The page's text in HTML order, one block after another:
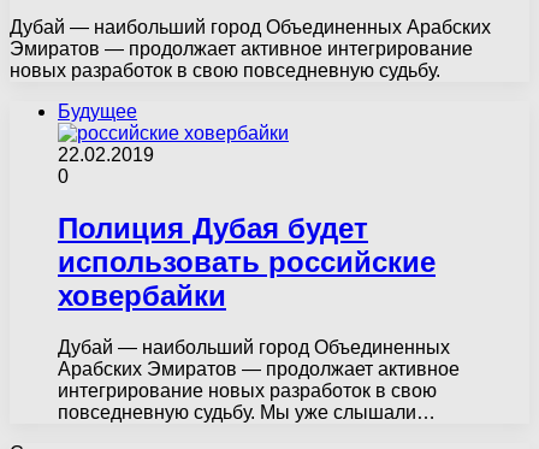
Дубай — наибольший город Объединенных Арабских
Эмиратов — продолжает активное интегрирование
новых разработок в свою повседневную судьбу.
Будущее
22.02.2019
0
Полиция Дубая будет
использовать российские
ховербайки
Дубай — наибольший город Объединенных
Арабских Эмиратов — продолжает активное
интегрирование новых разработок в свою
повседневную судьбу. Мы уже слышали…